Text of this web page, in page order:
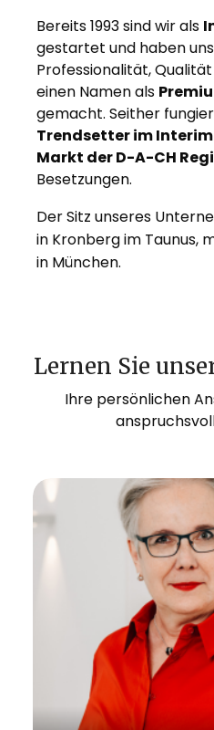
Bereits 1993 sind wir als
gestartet und haben
Professionalität,
einen Namen als
gemacht. Seither
Trendsetter im
Markt der D-A-CH
Besetzungen.
Der Sitz unseres
in Kronberg im Taunus,
in München.
Lernen Sie
Ihre persönlichen
Christine
Geschäftsführerin
leitet die Münchner
im Interim
Services unterstützt
Platzierung
Lösungen und
von